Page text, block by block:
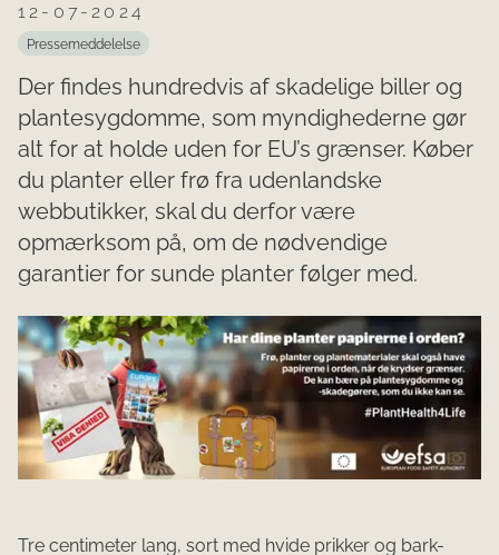
12-07-2024
Pressemeddelelse
Der findes hundredvis af skadelige biller og
plantesygdomme, som myndighederne gør
alt for at holde uden for EU’s grænser. Køber
du planter eller frø fra udenlandske
webbutikker, skal du derfor være
opmærksom på, om de nødvendige
garantier for sunde planter følger med.
Tre centimeter lang, sort med hvide prikker og bark-